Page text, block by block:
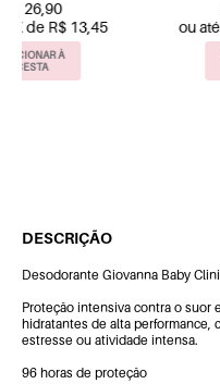
ou até 2 X de R$ 23,95
DESCRIÇÃO
Desodorante Giovanna Baby
Proteção intensiva contra o suor
hidratantes de alta performance,
estresse ou atividade intensa.
96 horas de proteção